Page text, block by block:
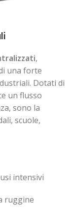
,
una forte
Dotati di
un flusso
sono la
scuole,
intensivi
ruggine